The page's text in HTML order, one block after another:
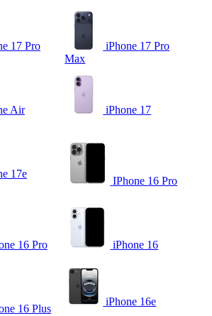
17 Pro
iPhone 17 Pro
Max
Air iPhone 17
17e
IPhone 16 Pro
16 Pro
iPhone 16
16 Plus
iPhone 16e